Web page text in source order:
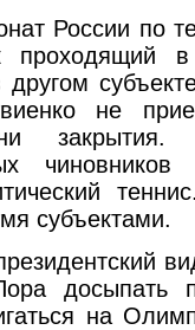
России по
проходящий в
не
закрытия.
субъектами.
досыпать
на